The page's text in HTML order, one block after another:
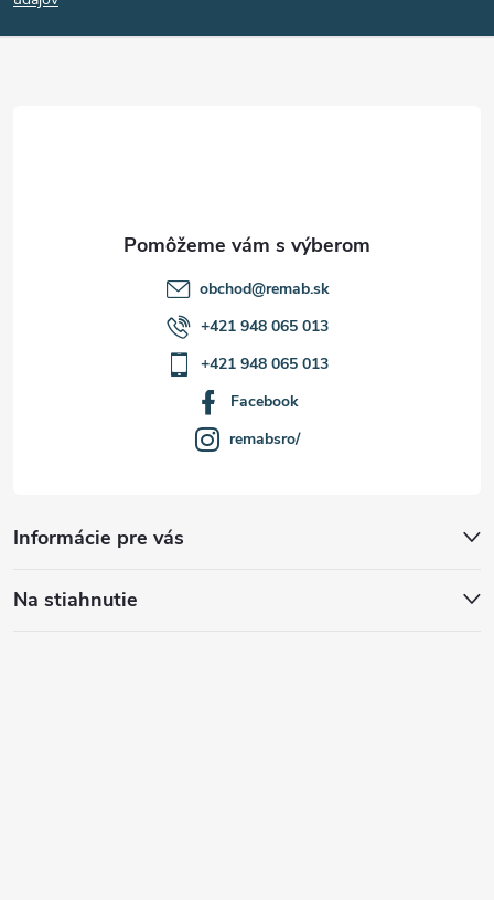
Informácie pre vás
Na stiahnutie
obchod@remab.sk
+421 948 065 013
+421 948 065 013
Facebook
remabsro/